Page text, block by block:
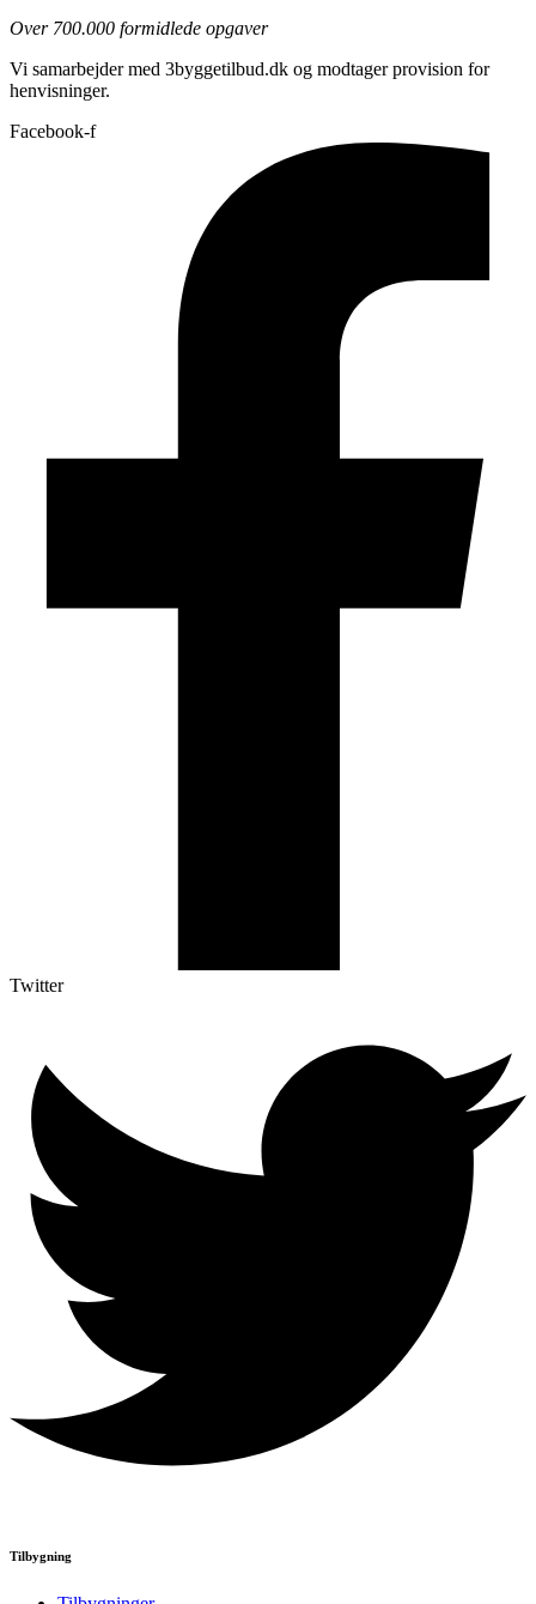
Over 700.000 formidlede opgaver
Vi samarbejder med 3byggetilbud.dk og modtager provision for
henvisninger.
Facebook-f
Twitter
Tilbygning